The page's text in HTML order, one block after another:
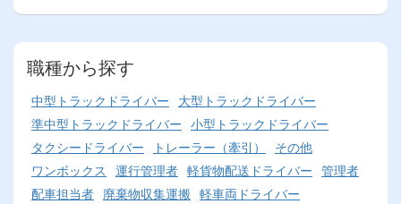
職種から探す
中型トラックドライバー
大型トラックドライバー
準中型トラックドライバー 小型トラックドライバー
タクシードライバー
トレーラー（牽引）
その他
ワンボックス
運行管理者 軽貨物配送ドライバー 管理者
配車担当者 廃棄物収集運搬 軽車両ドライバー